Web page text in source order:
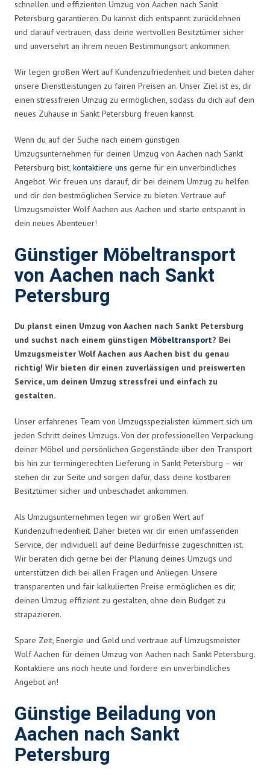
schnellen und effizienten Umzug von Aachen nach Sankt
Petersburg garantieren. Du kannst dich entspannt zurücklehnen
und darauf vertrauen, dass deine wertvollen Besitztümer sicher
und unversehrt an ihrem neuen Bestimmungsort ankommen.
Wir legen großen Wert auf Kundenzufriedenheit und bieten daher
unsere Dienstleistungen zu fairen Preisen an. Unser Ziel ist es, dir
einen stressfreien Umzug zu ermöglichen, sodass du dich auf dein
neues Zuhause in Sankt Petersburg freuen kannst.
Wenn du auf der Suche nach einem günstigen
Umzugsunternehmen für deinen Umzug von Aachen nach Sankt
Petersburg bist, kontaktiere uns gerne für ein unverbindliches
Angebot. Wir freuen uns darauf, dir bei deinem Umzug zu helfen
und dir den bestmöglichen Service zu bieten. Vertraue auf
Umzugsmeister Wolf Aachen aus Aachen und starte entspannt in
dein neues Abenteuer!
Günstiger Möbeltransport
von Aachen nach Sankt
Petersburg
Du planst einen Umzug von Aachen nach Sankt Petersburg
und suchst nach einem günstigen Möbeltransport? Bei
Umzugsmeister Wolf Aachen aus Aachen bist du genau
richtig! Wir bieten dir einen zuverlässigen und preiswerten
Service, um deinen Umzug stressfrei und einfach zu
gestalten.
Unser erfahrenes Team von Umzugsspezialisten kümmert sich um
jeden Schritt deines Umzugs. Von der professionellen Verpackung
deiner Möbel und persönlichen Gegenstände über den Transport
bis hin zur termingerechten Lieferung in Sankt Petersburg – wir
stehen dir zur Seite und sorgen dafür, dass deine kostbaren
Besitztümer sicher und unbeschadet ankommen.
Als Umzugsunternehmen legen wir großen Wert auf
Kundenzufriedenheit. Daher bieten wir dir einen umfassenden
Service, der individuell auf deine Bedürfnisse zugeschnitten ist.
Wir beraten dich gerne bei der Planung deines Umzugs und
unterstützen dich bei allen Fragen und Anliegen. Unsere
transparenten und fair kalkulierten Preise ermöglichen es dir,
deinen Umzug effizient zu gestalten, ohne dein Budget zu
strapazieren.
Spare Zeit, Energie und Geld und vertraue auf Umzugsmeister
Wolf Aachen für deinen Umzug von Aachen nach Sankt Petersburg.
Kontaktiere uns noch heute und fordere ein unverbindliches
Angebot an!
Günstige Beiladung von
Aachen nach Sankt
Petersburg